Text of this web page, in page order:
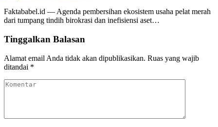
Faktababel.id — Agenda pembersihan ekosistem usaha pelat merah
dari tumpang tindih birokrasi dan inefisiensi aset…
Tinggalkan Balasan
Alamat email Anda tidak akan dipublikasikan. Ruas yang wajib
ditandai *